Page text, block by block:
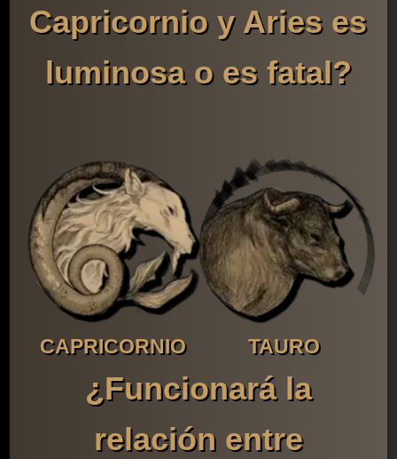
Capricornio y Aries es
luminosa o es fatal?
CAPRICORNIO TAURO
¿Funcionará la
relación entre